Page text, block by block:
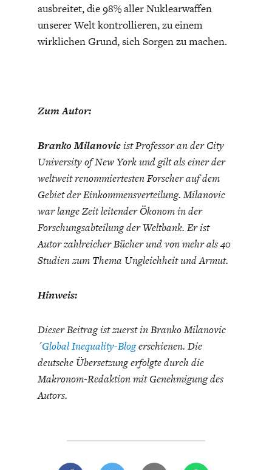
ausbreitet, die 98% aller Nuklearwaffen
unserer Welt kontrollieren, zu einem
wirklichen Grund, sich Sorgen zu machen.
Zum Autor:
Branko Milanovicist Professor an der City
University of New York und gilt als einer der
weltweit renommiertesten Forscher auf dem
Gebiet der Einkommensverteilung. Milanovic
war lange Zeit leitender Ökonom in der
Forschungsabteilung der Weltbank. Er ist
Autor zahlreicher Bücher und von mehr als 40
Studien zum Thema Ungleichheit und Armut.
Hinweis:
Dieser Beitrag ist zuerst in Branko Milanovic
´Global Inequality-Blogerschienen. Die
deutsche Übersetzung erfolgte durch die
Makronom-Redaktion mit Genehmigung des
Autors.